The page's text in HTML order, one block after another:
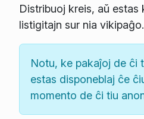
Distribuoj kreis, aŭ estas
listigitajn sur nia vikipaĝo.
Notu, ke pakaĵoj de ĉi
estas disponeblaj ĉe
momento de ĉi tiu